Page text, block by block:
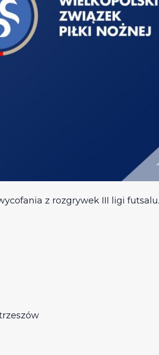
z rozgrywek III ligi